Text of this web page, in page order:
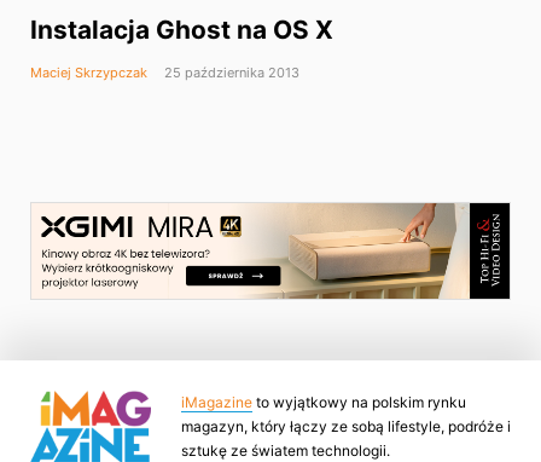
Instalacja Ghost na OS X
Maciej Skrzypczak 25 października 2013
iMagazine to wyjątkowy na polskim rynku
magazyn, który łączy ze sobą lifestyle, podróże i
sztukę ze światem technologii.